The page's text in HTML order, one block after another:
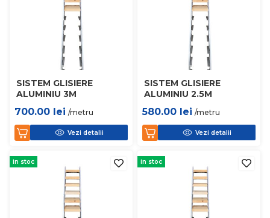
SISTEM GLISIERE
ALUMINIU 3M
700.00 lei /metru
Vezi detalii
SISTEM GLISIERE
ALUMINIU 2.5M
580.00 lei /metru
Vezi detalii
in stoc in stoc